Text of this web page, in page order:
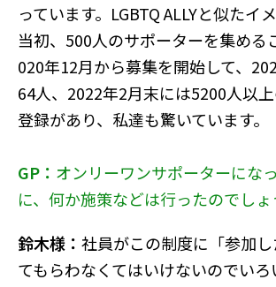
っています。LGBTQ ALLYと似たイ
当初、500人のサポーターを集める
020年12月から募集を開始して、
64人、2022年2月末には5200人以
登録があり、私達も驚いています。
GP： オンリーワンサポーターにな
に、何か施策などは行ったのでしょ
鈴木様： 社員がこの制度に「参加
てもらわなくてはいけないのでい